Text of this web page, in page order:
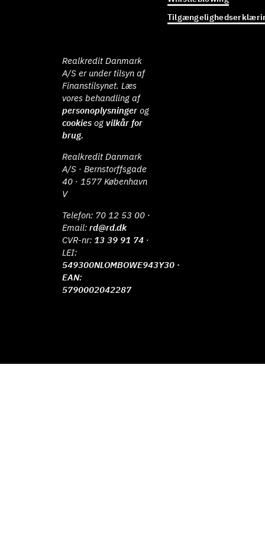
Realkredit Danmark
A/S er under tilsyn af
Finanstilsynet. Læs
vores behandling af
personoplysninger og
cookies ogvilkår for
brug.
Realkredit Danmark
A/S · Bernstorffsgade
40 · 1577 København
V
Telefon: 70 12 53 00 ·
Email:rd@rd.dk
CVR-nr: 13 39 91 74 ·
LEI:
549300NLOMBOWE943Y30 ·
EAN:
5790002042287